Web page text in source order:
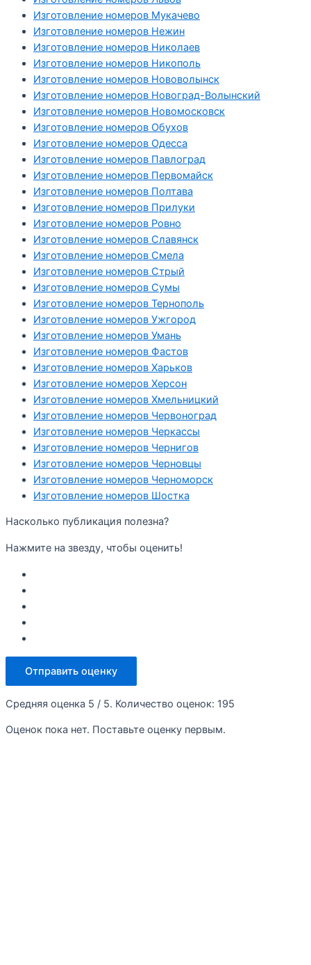
Изготовление номеров Мукачево
Изготовление номеров Нежин
Изготовление номеров Николаев
Изготовление номеров Никополь
Изготовление номеров Нововолынск
Изготовление номеров Новоград-Волынский
Изготовление номеров Новомосковск
Изготовление номеров Обухов
Изготовление номеров Одесса
Изготовление номеров Павлоград
Изготовление номеров Первомайск
Изготовление номеров Полтава
Изготовление номеров Прилуки
Изготовление номеров Ровно
Изготовление номеров Славянск
Изготовление номеров Смела
Изготовление номеров Стрый
Изготовление номеров Сумы
Изготовление номеров Тернополь
Изготовление номеров Ужгород
Изготовление номеров Умань
Изготовление номеров Фастов
Изготовление номеров Харьков
Изготовление номеров Херсон
Изготовление номеров Хмельницкий
Изготовление номеров Червоноград
Изготовление номеров Черкассы
Изготовление номеров Чернигов
Изготовление номеров Черновцы
Изготовление номеров Черноморск
Изготовление номеров Шостка
Насколько публикация полезна?
Нажмите на звезду, чтобы оценить!
Отправить оценку
Средняя оценка 5 / 5. Количество оценок: 195
Оценок пока нет. Поставьте оценку первым.